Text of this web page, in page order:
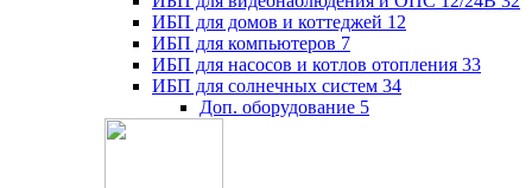
ИБП для домов и коттеджей 12
ИБП для компьютеров 7
ИБП для насосов и котлов отопления 33
ИБП для солнечных систем 34
Доп. оборудование 5